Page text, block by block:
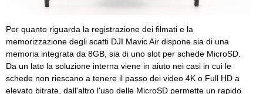
Per quanto riguarda la registrazione dei filmati e la
memorizzazione degli scatti DJI Mavic Air dispone sia di una
memoria integrata da 8GB, sia di uno slot per schede MicroSD.
Da un lato la soluzione interna viene in aiuto nei casi in cui le
schede non riescano a tenere il passo dei video 4K o Full HD a
elevato bitrate, dall'altro l'uso delle MicroSD permette un rapido